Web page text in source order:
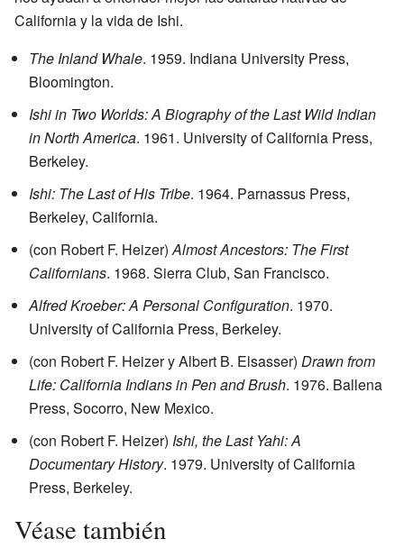
California y la vida de Ishi.
The Inland Whale. 1959. Indiana University Press,
Bloomington.
Ishi in Two Worlds: A Biography of the Last Wild Indian
in North America. 1961. University of California Press,
Berkeley.
Ishi: The Last of His Tribe. 1964. Parnassus Press,
Berkeley, California.
(con Robert F. Heizer)Almost Ancestors: The First
Californians. 1968. Sierra Club, San Francisco.
Alfred Kroeber: A Personal Configuration. 1970.
University of California Press, Berkeley.
(con Robert F. Heizer y Albert B. Elsasser) Drawn from
Life: California Indians in Pen and Brush. 1976. Ballena
Press, Socorro, New Mexico.
(con Robert F. Heizer) Ishi, the Last Yahi: A
Documentary History. 1979. University of California
Press, Berkeley.
Véase también